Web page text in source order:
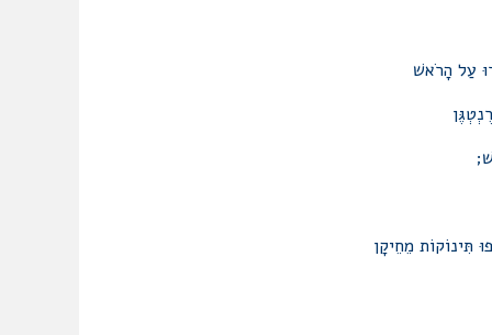
עַל הָרֹאשׁ
תִּינוֹקוֹת מֵחֵיקָן